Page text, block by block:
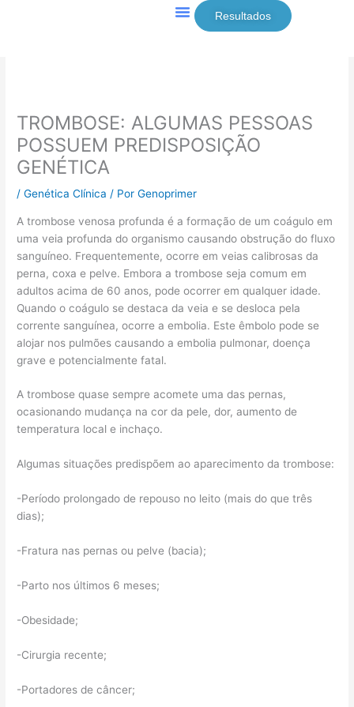
Resultados
TROMBOSE: ALGUMAS PESSOAS
POSSUEM PREDISPOSIÇÃO
GENÉTICA
/Genética Clínica / PorGenoprimer
A trombose venosa profunda é a formação de um coágulo em
uma veia profunda do organismo causando obstrução do fluxo
sanguíneo. Frequentemente, ocorre em veias calibrosas da
perna, coxa e pelve. Embora a trombose seja comum em
adultos acima de 60 anos, pode ocorrer em qualquer idade.
Quando o coágulo se destaca da veia e se desloca pela
corrente sanguínea, ocorre a embolia. Este êmbolo pode se
alojar nos pulmões causando a embolia pulmonar, doença
grave e potencialmente fatal.
A trombose quase sempre acomete uma das pernas,
ocasionando mudança na cor da pele, dor, aumento de
temperatura local e inchaço.
Algumas situações predispõem ao aparecimento da trombose:
-Período prolongado de repouso no leito (mais do que três
dias);
-Fratura nas pernas ou pelve (bacia);
-Parto nos últimos 6 meses;
-Obesidade;
-Cirurgia recente;
-Portadores de câncer;